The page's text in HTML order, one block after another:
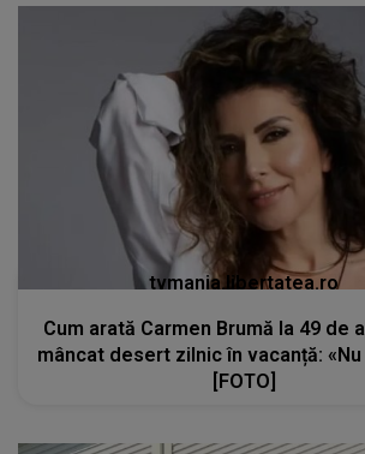
tvmania.libertatea.ro
Cum arată Carmen Brumă la 49 de
mâncat desert zilnic în vacanță:
[FOTO]